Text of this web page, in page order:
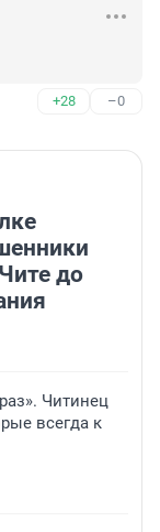
+28 –0
до
Читинец
всегда к